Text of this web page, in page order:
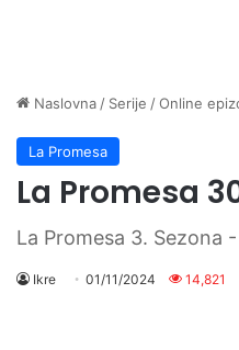
Naslovna / Serije /Online
La Promesa
La Promesa
La Promesa 3. Sezona
Ikre 01/11/2024 14,821